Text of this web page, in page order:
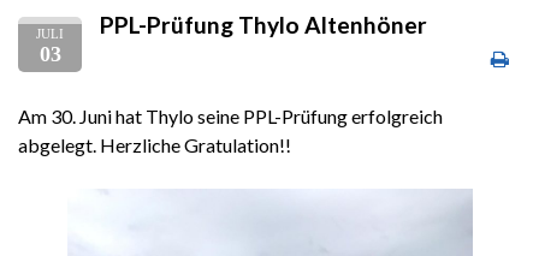
JULI
03
PPL-Prüfung Thylo Altenhöner
Am 30. Juni hat Thylo seine PPL-Prüfung erfolgreich
abgelegt. Herzliche Gratulation!!